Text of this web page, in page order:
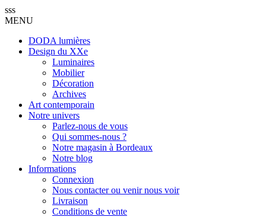
sss
MENU
DODA lumières
Design du XXe
Luminaires
Mobilier
Décoration
Archives
Art contemporain
Notre univers
Parlez-nous de vous
Qui sommes-nous ?
Notre magasin à Bordeaux
Notre blog
Informations
Connexion
Nous contacter ou venir nous voir
Livraison
Conditions de vente